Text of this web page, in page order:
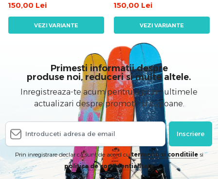
150,00 Lei
VEZI VARIANTE
150,00 Lei
VEZI VARIANTE
Primesti informatii despre
produse noi, reduceri si multe altele.
Inregistreaza-te acum pentru a primi ultimele
actualizari despre promotii si cupoane.
Inscriere
Prin inregistrare declar ca sunt de acord cutermenii si conditiilesi
politica de confidentialitate